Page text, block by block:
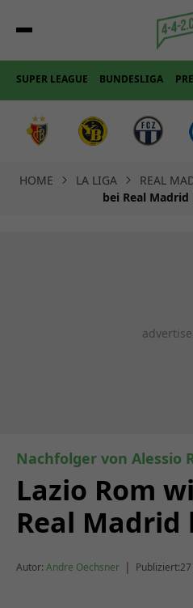
SUPER LEAGUE BUNDESLIGA
HOME LA LIGA REAL
bei Real Madrid
Nachfolger von Alessio
Lazio Rom
Real Madrid
Autor: Andre Oechsner | Publiziert:27